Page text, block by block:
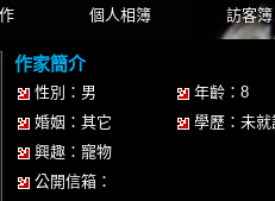
個人相簿 訪客簿
作家簡介
性別：男 年齡：8
婚姻：其它
學歷：未就
興趣：寵物
公開信箱：